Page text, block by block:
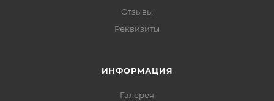
Отзывы
Реквизиты
ИНФОРМАЦИЯ
Галерея